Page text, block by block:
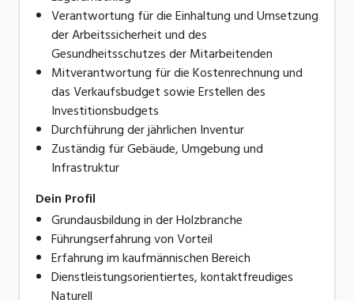
Verantwortung für die Einhaltung und Umsetzung
der Arbeitssicherheit und des
Gesundheitsschutzes der Mitarbeitenden
Mitverantwortung für die Kostenrechnung und
das Verkaufsbudget sowie Erstellen des
Investitionsbudgets
Durchführung der jährlichen Inventur
Zuständig für Gebäude, Umgebung und
Infrastruktur
Dein Profil
Grundausbildung in der Holzbranche
Führungserfahrung von Vorteil
Erfahrung im kaufmännischen Bereich
Dienstleistungsorientiertes, kontaktfreudiges